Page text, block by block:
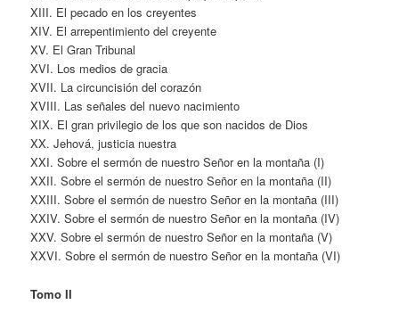
XIII. El pecado en los creyentes
XIV. El arrepentimiento del creyente
XV. El Gran Tribunal
XVI. Los medios de gracia
XVII. La circuncisión del corazón
XVIII. Las señales del nuevo nacimiento
XIX. El gran privilegio de los que son nacidos de Dios
XX. Jehová, justicia nuestra
XXI. Sobre el sermón de nuestro Señor en la montaña (I)
XXII. Sobre el sermón de nuestro Señor en la montaña (II)
XXIII. Sobre el sermón de nuestro Señor en la montaña (III)
XXIV. Sobre el sermón de nuestro Señor en la montaña (IV)
XXV. Sobre el sermón de nuestro Señor en la montaña (V)
XXVI. Sobre el sermón de nuestro Señor en la montaña (VI)
Tomo II